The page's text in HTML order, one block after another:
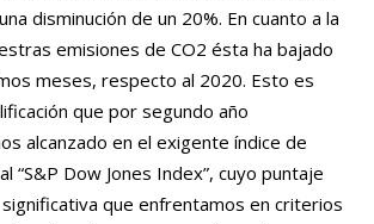
disminución de un 20%. En cuanto a la
emisiones de CO2 ésta ha bajado
meses, respecto al 2020. Esto es
que por segundo año
alcanzado en el exigente índice de
“S&P Dow Jones Index”, cuyo puntaje
que enfrentamos en criterios